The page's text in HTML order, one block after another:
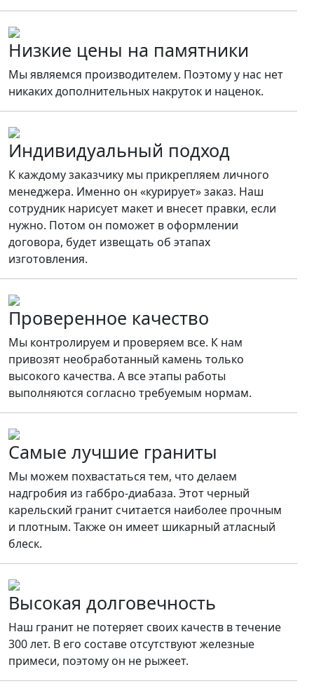
Низкие цены на памятники
Мы являемся производителем. Поэтому у нас нет
никаких дополнительных накруток и наценок.
Индивидуальный подход
К каждому заказчику мы прикрепляем личного
менеджера. Именно он «курирует» заказ. Наш
сотрудник нарисует макет и внесет правки, если
нужно. Потом он поможет в оформлении
договора, будет извещать об этапах
изготовления.
Проверенное качество
Мы контролируем и проверяем все. К нам
привозят необработанный камень только
высокого качества. А все этапы работы
выполняются согласно требуемым нормам.
Самые лучшие граниты
Мы можем похвастаться тем, что делаем
надгробия из габбро-диабаза. Этот черный
карельский гранит считается наиболее прочным
и плотным. Также он имеет шикарный атласный
блеск.
Высокая долговечность
Наш гранит не потеряет своих качеств в течение
300 лет. В его составе отсутствуют железные
примеси, поэтому он не рыжеет.